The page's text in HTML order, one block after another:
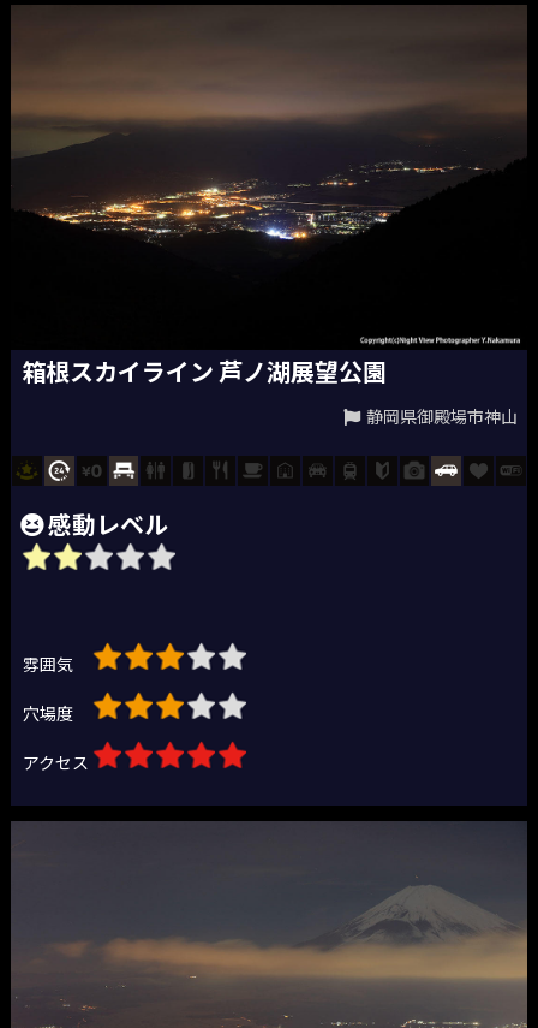
箱根スカイライン 芦ノ湖展望公園
静岡県御殿場市神山
感動レベル
雰囲気
穴場度
アクセス